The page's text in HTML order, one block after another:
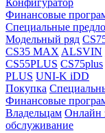
Финансовые
Специальные
Модельный ряд
CS35 MAX ALSVIN
CS55PLUS CS75plus
PLUS UNI-K iDD
Покупка
Финансовые
Владельцам Онлайн
обслуживание